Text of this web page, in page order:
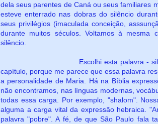
dela seus parentes de Caná ou seus familiares
esteve enterrado nas dobras do silêncio
seus privilégios (imaculada conceição,
durante muitos séculos. Voltamos à mesma
silêncio.
Escolhi esta palavra - silêncio -
capítulo, porque me parece que essa palavra
a personalidade de Maria. Há na Bíblia
não encontramos, nas línguas modernas,
todas essa carga. Por exemplo, "shalom".
alguma a carga vital da expressão hebraica.
palavra "pobre". A fé, de que São Paulo fala